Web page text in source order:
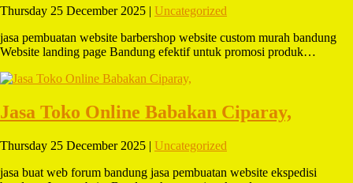
Thursday 25 December 2025 | Uncategorized
jasa pembuatan website barbershop website custom murah bandung
Website landing page Bandung efektif untuk promosi produk…
Jasa Toko Online Babakan Ciparay,
Thursday 25 December 2025 | Uncategorized
jasa buat web forum bandung jasa pembuatan website ekspedisi